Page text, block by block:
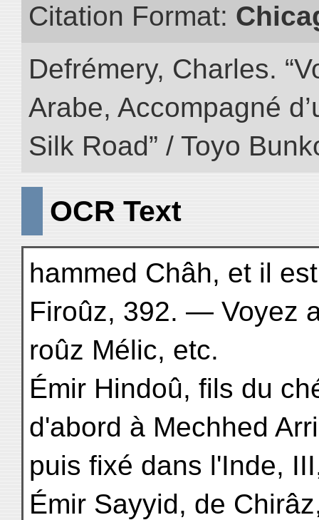
Citation Format:
Defrémery, Charles.
Arabe, Accompagné
Silk Road” / Toyo
OCR Text
hammed Châh, et il
Firoûz, 392. — Voyez
roûz Mélic, etc.
Émir Hindoû, fils du
d'abord à Mechhed
puis fixé dans l'Inde,
Émir Sayyid, de